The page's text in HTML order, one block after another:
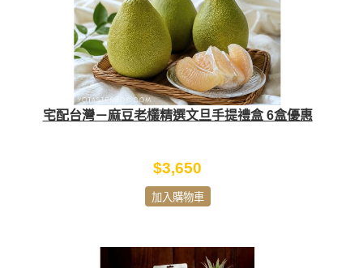
宅配台灣－麻豆老欉精選文旦手提禮盒 6盒優惠
$3,650
加入購物車